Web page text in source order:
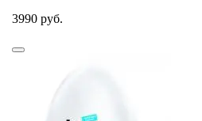
3990 руб.